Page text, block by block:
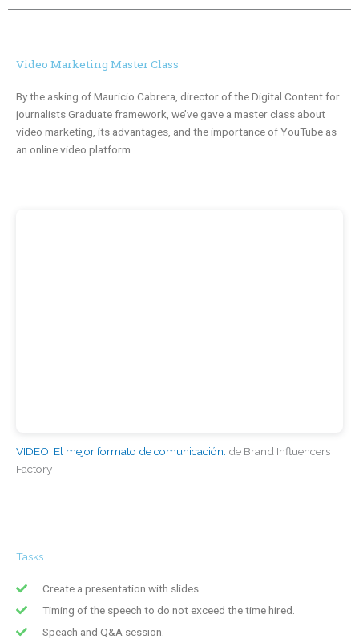
Video Marketing Master Class
By the asking of Mauricio Cabrera, director of the Digital Content for
journalists Graduate framework, we’ve gave a master class about
video marketing, its advantages, and the importance of YouTube as
an online video platform.
VIDEO: El mejor formato de comunicación. de Brand Influencers
Factory
Tasks
Create a presentation with slides.
Timing of the speech to do not exceed the time hired.
Speach and Q&A session.